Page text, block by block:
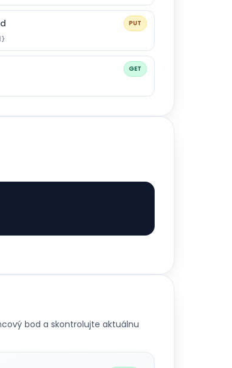
PUT
GET
bod a skontrolujte aktuálnu